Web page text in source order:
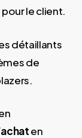
le client.
détaillants
de
en